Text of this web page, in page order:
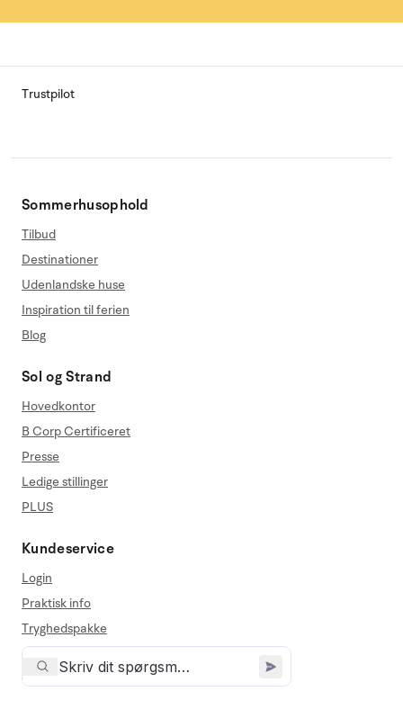
Trustpilot
Sommerhusophold
Tilbud
Destinationer
Udenlandske huse
Inspiration til ferien
Blog
Sol og Strand
Hovedkontor
B Corp Certificeret
Presse
Ledige stillinger
PLUS
Kundeservice
Login
Praktisk info
Tryghedspakke